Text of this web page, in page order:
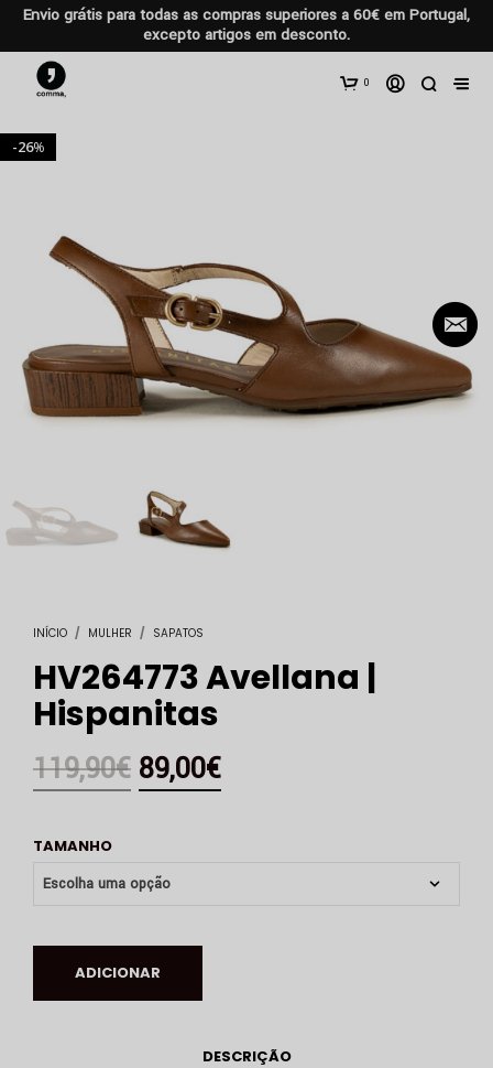
Envio grátis para todas as compras superiores a 60€ em Portugal,
excepto artigos em desconto.
0
%
26
INÍCIO / MULHER / SAPATOS
HV264773 Avellana |
Hispanitas
119,90€ 89,00€
TAMANHO
ADICIONAR
DESCRIÇÃO